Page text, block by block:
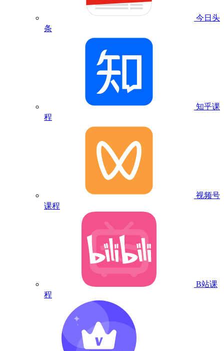
今日头
条
知乎课
程
视频号
课程
B站课
程